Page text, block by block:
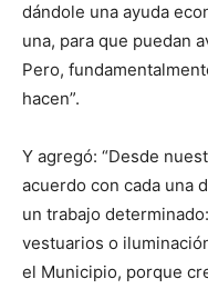
dándole una ayuda
una, para que puedan
Pero,
hacen”.
Y agregó: “Desde
acuerdo con cada una
un trabajo
vestuarios o
el Municipio, porque